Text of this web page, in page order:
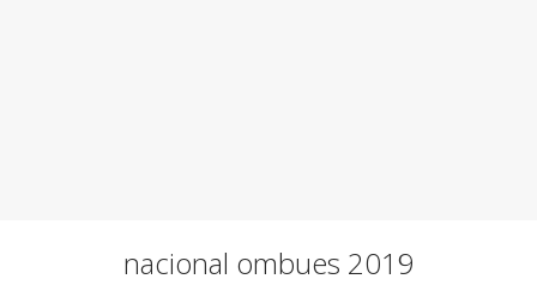
nacional ombues 2019